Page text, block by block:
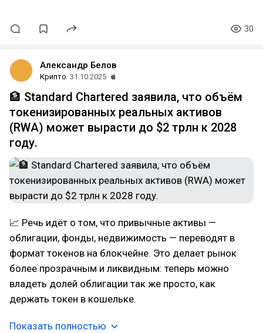
30
Александр Белов
Крипто 31.10.2025
🏦 Standard Chartered заявила, что объём
токенизированных реальных активов
(RWA) может вырасти до $2 трлн к 2028
году.
📈 Речь идёт о том, что привычные активы —
облигации, фонды, недвижимость — переводят в
формат токенов на блокчейне. Это делает рынок
более прозрачным и ликвидным: теперь можно
владеть долей облигации так же просто, как
держать токен в кошельке.
Показать полностью